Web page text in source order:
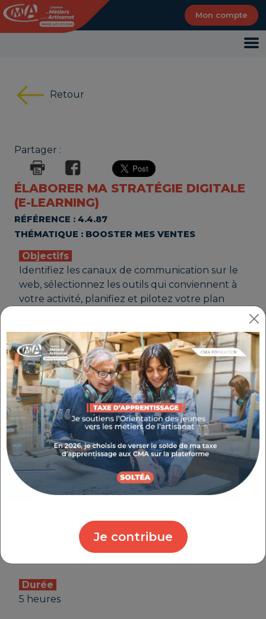
Mon compte
Je contribue
Retour
Partager :
ÉLABORER MA STRATÉGIE DIGITALE
(E-LEARNING)
RÉFÉRENCE : 4.4.87
THÉMATIQUE : BOOSTER MES VENTES
Objectifs
Identifiez les canaux de communication sur le
web, sélectionnez les outils qui conviennent à
votre activité, planifiez et pilotez votre plan
formation
Les +
Définition de vos besoins
Établissement de votre parcours formation,
Étude des modalités de prise en charge
Public
Chef d’entreprise, conjoints, salarié, demandeur
d'emploi
Durée
5 heures
Panneau de gestion des cookies